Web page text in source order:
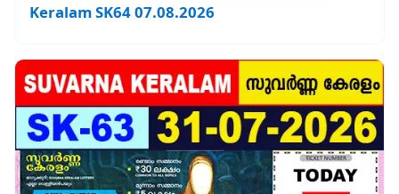
Keralam SK64 07.08.2026